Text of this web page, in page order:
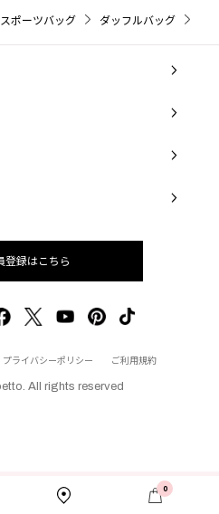
0
スポーツバッグ ダッフルバッグ
登録はこちら
プライバシーポリシー ご利用規約
All rights reserved